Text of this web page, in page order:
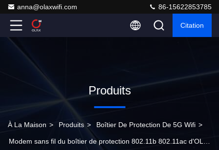
anna@olaxwifi.com 86-15622853785
Citation
Produits
À La Maison > Produits > Boîtier De Protection De 5G Wifi >
Modem sans fil du boîtier de protection 802.11b 802.11ac d'OLAX